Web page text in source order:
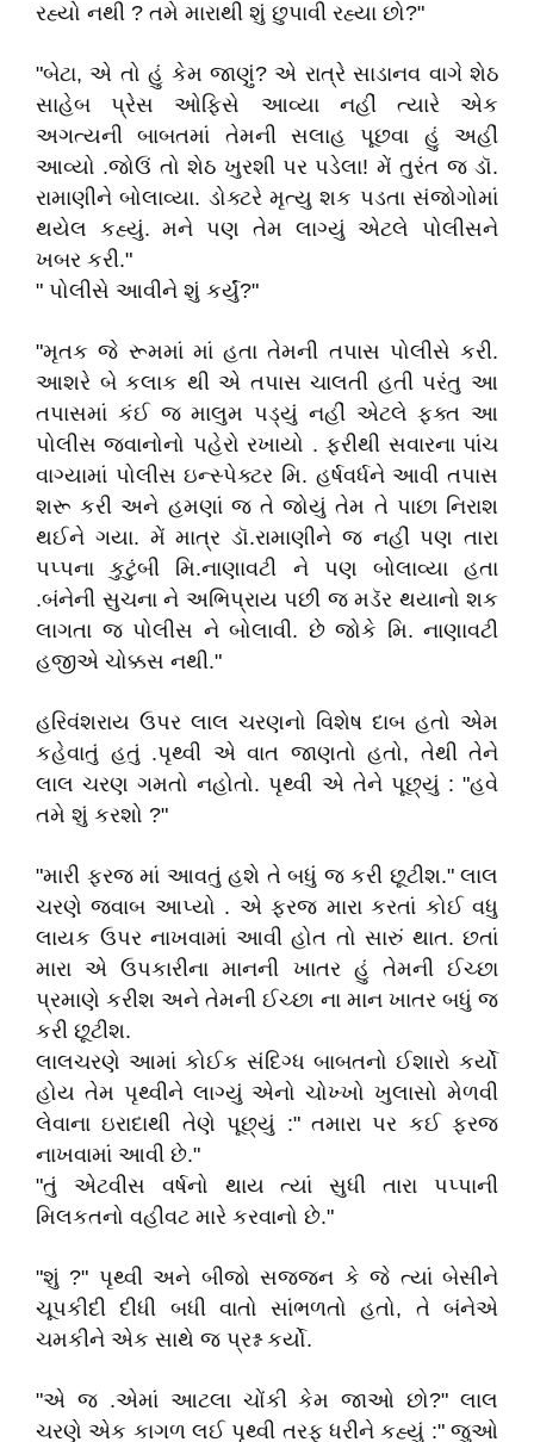
રહ્યો નથી ? તમે મારાથી શું છુપાવી રહ્યા છો?"
"બેટા, એ તો હું કેમ જાણું? એ રાત્રે સાડાનવ વાગે શેઠ
સાહેબ પ્રેસ ઓફિસે આવ્યા નહીં ત્યારે એક
અગત્યની બાબતમાં તેમની સલાહ પૂછવા હું અહીં
આવ્યો .જોઉં તો શેઠ ખુરશી પર પડેલા! મેં તુરંત જ ડૉ.
રામાણીને બોલાવ્યા. ડોક્ટરે મૃત્યુ શક પડતા સંજોગોમાં
થયેલ કહ્યું. મને પણ તેમ લાગ્યું એટલે પોલીસને
ખબર કરી."
" પોલીસે આવીને શું કર્યું?"
"મૃતક જે રૂમમાં માં હતા તેમની તપાસ પોલીસે કરી.
આશરે બે કલાક થી એ તપાસ ચાલતી હતી પરંતુ આ
તપાસમાં કંઈ જ માલુમ પડ્યું નહીં એટલે ફક્ત આ
પોલીસ જવાનોનો પહેરો રખાયો . ફરીથી સવારના પાંચ
વાગ્યામાં પોલીસ ઇન્સ્પેક્ટર મિ. હર્ષવર્ધને આવી તપાસ
શરૂ કરી અને હમણાં જ તે જોયું તેમ તે પાછા નિરાશ
થઈને ગયા. મેં માત્ર ડૉ.રામાણીને જ નહીં પણ તારા
પપ્પના કુટુંબી મિ.નાણાવટી ને પણ બોલાવ્યા હતા
.બંનેની સુચના ને અભિપ્રાય પછી જ મડૅર થયાનો શક
લાગતા જ પોલીસ ને બોલાવી. છે જોકે મિ. નાણાવટી
હજીએ ચોક્કસ નથી."
હરિવંશરાય ઉપર લાલ ચરણનો વિશેષ દાબ હતો એમ
કહેવાતું હતું .પૃથ્વી એ વાત જાણતો હતો, તેથી તેને
લાલ ચરણ ગમતો નહોતો. પૃથ્વી એ તેને પૂછ્યું : "હવે
તમે શું કરશો ?"
"મારી ફરજ માં આવતું હશે તે બધું જ કરી છૂટીશ." લાલ
ચરણે જવાબ આપ્યો . એ ફરજ મારા કરતાં કોઈ વધુ
લાયક ઉપર નાખવામાં આવી હોત તો સારું થાત. છતાં
મારા એ ઉપકારીના માનની ખાતર હું તેમની ઈચ્છા
પ્રમાણે કરીશ અને તેમની ઈચ્છા ના માન ખાતર બધું જ
કરી છૂટીશ.
લાલચરણે આમાં કોઈક સંદિગ્ધ બાબતનો ઈશારો કર્યો
હોય તેમ પૃથ્વીને લાગ્યું એનો ચોખ્ખો ખુલાસો મેળવી
લેવાના ઇરાદાથી તેણે પૂછ્યું :" તમારા પર કઈ ફરજ
નાખવામાં આવી છે."
"તું એટવીસ વર્ષનો થાય ત્યાં સુધી તારા પપ્પાની
મિલકતનો વહીવટ મારે કરવાનો છે."
"શું ?" પૃથ્વી અને બીજો સજ્જન કે જે ત્યાં બેસીને
ચૂપકીદી દીધી બધી વાતો સાંભળતો હતો, તે બંનેએ
ચમકીને એક સાથે જ પ્રશ્ન કર્યો.
"એ જ .એમાં આટલા ચોંકી કેમ જાઓ છો?" લાલ
ચરણે એક કાગળ લઈ પૃથ્વી તરફ ધરીને કહ્યું :" જુઓ